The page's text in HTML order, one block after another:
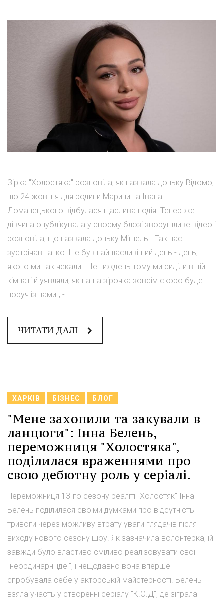
Зірка "Холостяка" розповіла, як назвала доньку Відомо,
що 24 жовтня для родини Марини та Івана
Доманецького відбулася щаслива подія. Тепер же
дівчина опублікувала у своєму блозі зворушливе відео і
розповіла, що назвала доньку Мішель. "Так нас
зустрічав татко. Це був найщасливіший день - день,
якого ми так чекали. Ще тиждень тому ми сиділи в цій
кімнаті й уявляли, як наша зірочка зовсім скоро буде
поруч із нами", - ...
ЧИТАТИ ДАЛІ
ХАРКІВ БІЗНЕС БЛОГ
"Мене захопили та закували в
ланцюги": Інна Белень,
переможниця "Холостяка",
поділилася враженнями про
свою дебютну роль у серіалі.
Переможниця 13-го сезону реаліті "Холостяк" Інна
Белень поділилася своїми думками про відсутність
тривоги через можливу втрату уваги глядачів після
виходу нового сезону шоу. Як зазначила волонтерка, їй
завжди було властиво сміливо реалізовувати свої
"неординарні ідеї", і нещодавно вона вперше
спробувала себе у акторській майстерності. Белень
взяла участь у створенні серіалу "К.О.Д", де зіграла